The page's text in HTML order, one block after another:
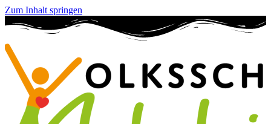
Zum Inhalt springen